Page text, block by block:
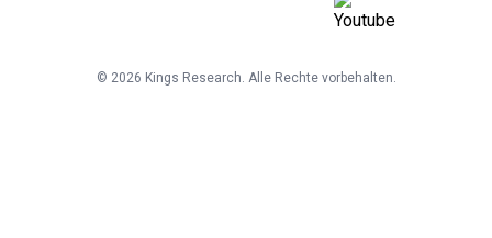
© 2026 Kings Research. Alle Rechte vorbehalten.